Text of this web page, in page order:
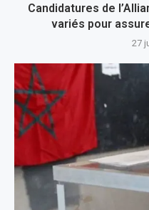
Candidatures de
variés pour
27